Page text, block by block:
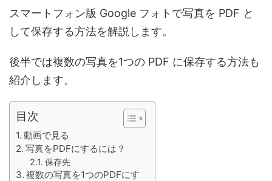
スマートフォン版 Google フォトで写真を PDF と
して保存する方法を解説します。
後半では複数の写真を1つの PDF に保存する方法も
紹介します。
目次
動画で見る
写真をPDFにするには？
保存先
複数の写真を1つのPDFにす